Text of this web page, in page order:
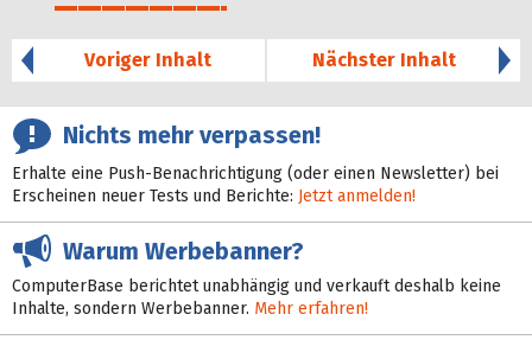
37%
Voriger Inhalt
Nächster Inhalt
Nichts mehr verpassen!
Erhalte eine Push-Benachrichtigung (oder einen Newsletter) bei
Erscheinen neuer Tests und Berichte: Jetzt anmelden!
Warum Werbebanner?
ComputerBase berichtet unabhängig und verkauft deshalb keine
Inhalte, sondern Werbebanner. Mehr erfahren!